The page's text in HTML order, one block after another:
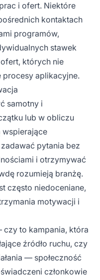
i ofert. Niektóre
kontaktach
programów,
stawek
których nie
procesy aplikacyjne.
samotny i
lub w obliczu
wspierające
pytania bez
i otrzymywać
rozumieją branżę.
często niedoceniane,
motywacji i
to kampania, która
źródło ruchu, czy
— społeczność
członkowie